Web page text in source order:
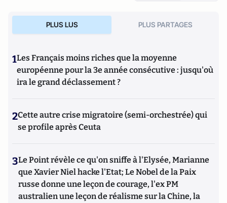
Patrimoine de l’Université Paris-Dauphine et pour le
Master APE de l’université Paris-Panthéon Assas.
PLUS LUS PLUS PARTAGES
1Les Français moins riches que la moyenne
européenne pour la 3e année consécutive : jusqu'où
ira le grand déclassement ?
2Cette autre crise migratoire (semi-orchestrée) qui
se profile après Ceuta
3Le Point révèle ce qu'on sniffe à l'Elysée, Marianne
que Xavier Niel hacke l'Etat; Le Nobel de la Paix
russe donne une leçon de courage, l'ex PM
australien une leçon de réalisme sur la Chine, la